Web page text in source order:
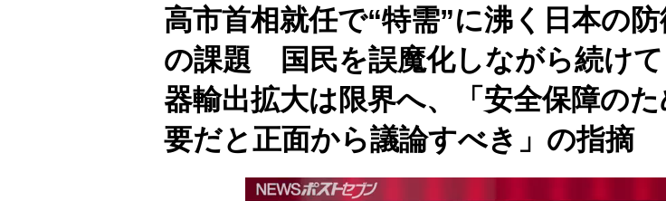
高市首相就任で“特需”に沸く日本の
の課題 国民を誤魔化しながら続け
器輸出拡大は限界へ、「安全保障の
要だと正面から議論すべき」の指摘